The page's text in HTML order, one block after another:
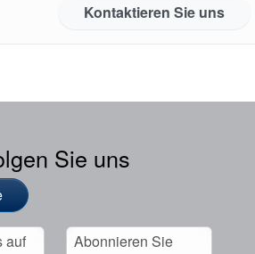
Kontaktieren Sie uns
Sie uns
auf
Abonnieren Sie